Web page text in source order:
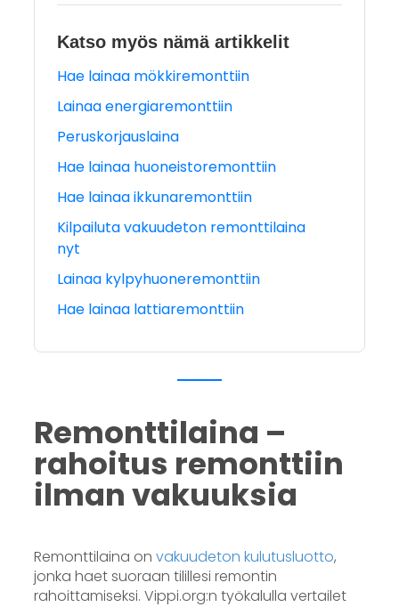
Katso myös nämä artikkelit
Hae lainaa mökkiremonttiin
Lainaa energiaremonttiin
Peruskorjauslaina
Hae lainaa huoneistoremonttiin
Hae lainaa ikkunaremonttiin
Kilpailuta vakuudeton remonttilaina
nyt
Lainaa kylpyhuoneremonttiin
Hae lainaa lattiaremonttiin
Remonttilaina –
rahoitus remonttiin
ilman vakuuksia
Remonttilaina on vakuudeton kulutusluotto,
jonka haet suoraan tilillesi remontin
rahoittamiseksi. Vippi.org:n työkalulla vertailet